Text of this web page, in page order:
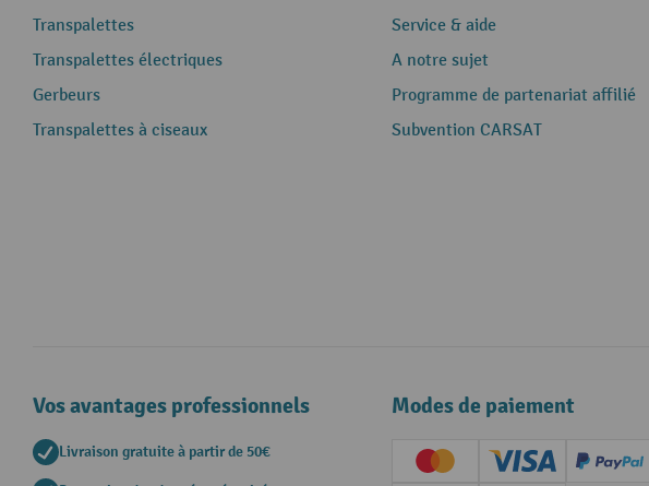
Transpalettes
Transpalettes électriques
Gerbeurs
Transpalettes à ciseaux
Service & aide
A notre sujet
Programme de partenariat affilié
Subvention CARSAT
Vos avantages professionnels
Livraison gratuite à partir de 50€
Modes de paiement
Creditcard (Master)Creditcard (Visa)
PayPal